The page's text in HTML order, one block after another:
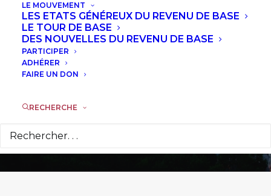
LE MOUVEMENT
LES ETATS GÉNÉREUX DU REVENU DE BASE
LE TOUR DE BASE
DES NOUVELLES DU REVENU DE BASE
PARTICIPER
ADHÉRER
FAIRE UN DON
RECHERCHE
Le revenu de base au
Forum social
mondial 2016
28 JUILLET 2016